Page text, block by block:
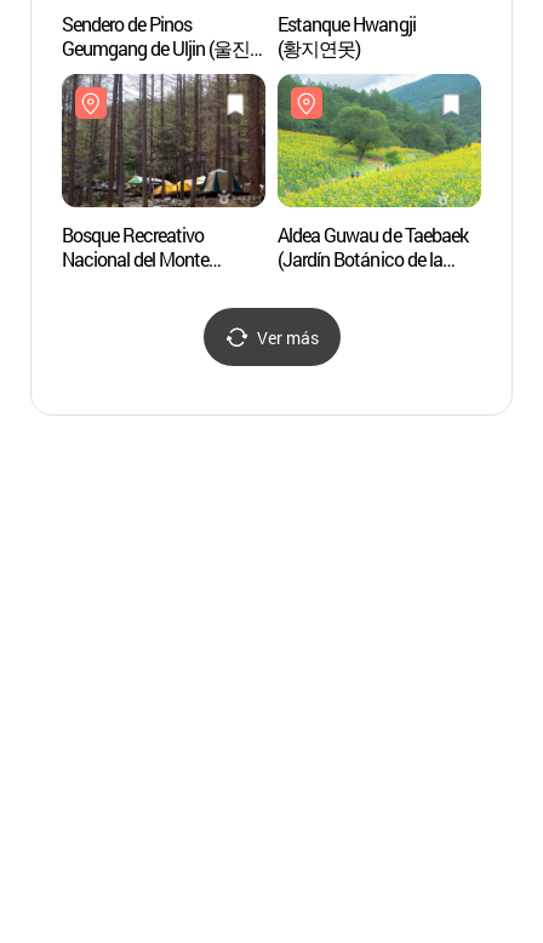
Sendero de Pinos
Geumgang de Uljin (울진
금강소나무 숲길)
Estanque Hwangji
(황지연못)
Bosque Recreativo
Nacional del Monte
Aldea Guwau de Taebaek
(Jardín Botánico de la
(고원자생식물원))
Ver más